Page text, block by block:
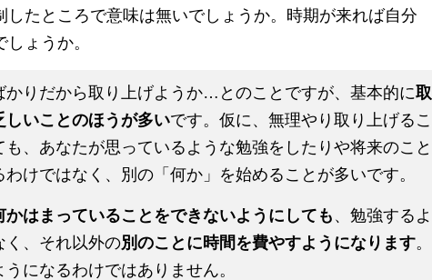
したところで意味は無いでしょうか。時期が来れば自分
ょうか。
かりだから取り上げようか…とのことですが、基本的に取
しいことのほうが多いです。仮に、無理やり取り上げるこ
も、あなたが思っているような勉強をしたりや将来のこと
けではなく、別の「何か」を始めることが多いです。
かはまっていることをできないようにしても 、勉強するよ
く、それ以外の別のことに時間を費やすようになります。
になるわけではありません。